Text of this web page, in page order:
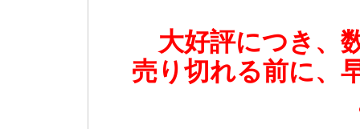
大好評につき、
売り切れる前に、